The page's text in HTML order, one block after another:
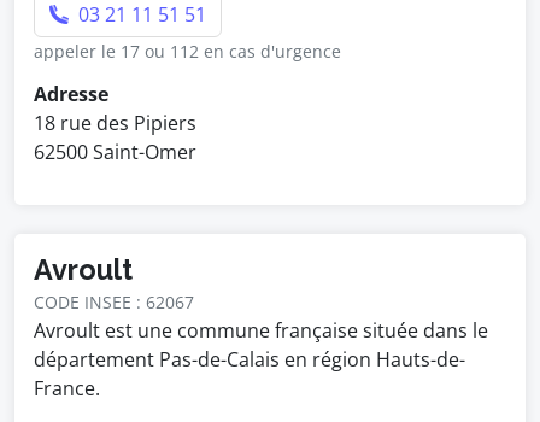
03 21 11 51 51
appeler le 17 ou 112 en cas d'urgence
Adresse
18 rue des Pipiers
62500 Saint-Omer
Avroult
CODE INSEE : 62067
Avroult est une commune française située dans le
département Pas-de-Calais en région Hauts-de-
France.